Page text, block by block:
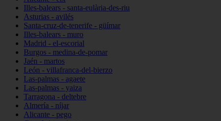
Illes-balears - santa-eulària-des-riu
Asturias - avilés
Santa-cruz-de-tenerife - güímar
Illes-balears - muro
Madrid - el-escorial
Burgos - medina-de-pomar
Jaén - martos
León - villafranca-del-bierzo
Las-palmas - agaete
Las-palmas - yaiza
Tarragona - deltebre
Almería - níjar
Alicante - pego